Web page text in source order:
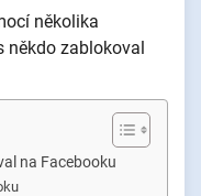
několika
někdo zablokoval
na Facebooku